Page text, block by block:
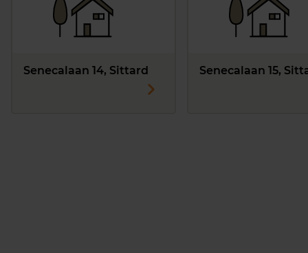
Senecalaan 14, Sittard Senecalaan 15,